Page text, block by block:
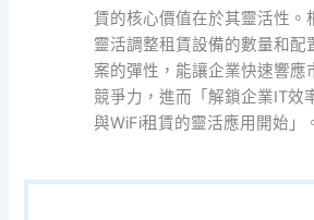
賃的核心價值在於其靈活性。
靈活調整租賃設備的數量和配
案的彈性，能讓企業快速響應
競爭力，進而「解鎖企業IT效
與WiFi租賃的靈活應用開始」